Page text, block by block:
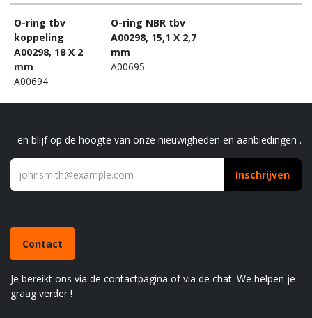
O-ring tbv
koppeling
A00298, 18 X 2
mm
A00694
O-ring NBR tbv
A00298, 15,1 X 2,7
mm
A00695
en blijf op de hoogte van onze nieuwigheden en aanbiedingen .
Inschrijven
Contact
Je bereikt ons via de contactpagina of via de chat. We helpen je
graag verder !